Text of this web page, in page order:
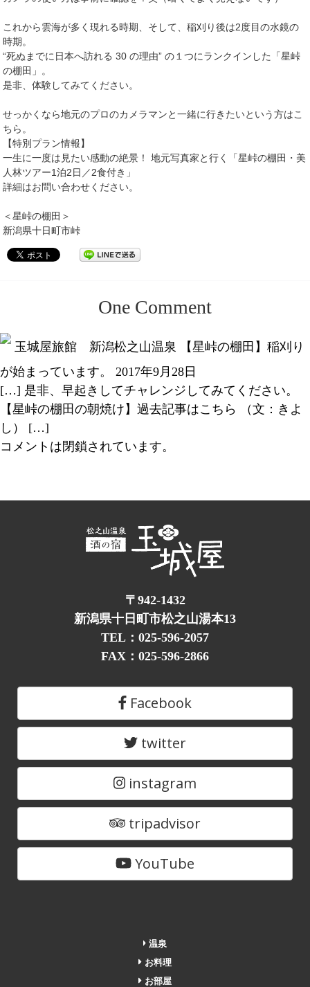
これから雲海が多く現れる時期、そして、稲刈り後は2度目の水鏡の
時期。
“死ぬまでに日本へ訪れる 30 の理由” の１つにランクインした「星峠
の棚田」。
是非、体験してみてください。
せっかくなら地元のプロのカメラマンと一緒に行きたいという方はこ
ちら。
【特別プラン情報】
一生に一度は見たい感動の絶景！ 地元写真家と行く「星峠の棚田・美
人林ツアー1泊2日／2食付き」
詳細はお問い合わせください。
＜星峠の棚田＞
新潟県十日町市峠
One Comment
玉城屋旅館 新潟松之山温泉 【星峠の棚田】稲刈り
が始まっています。
2017年9月28日
[…] 是非、早起きしてチャレンジしてみてください。
【星峠の棚田の朝焼け】過去記事はこちら （文：きよ
し） […]
コメントは閉鎖されています。
〒942-1432
新潟県十日町市松之山湯本13
TEL：025-596-2057
FAX：025-596-2866
Facebook
twitter
instagram
tripadvisor
YouTube
温泉
お料理
お部屋